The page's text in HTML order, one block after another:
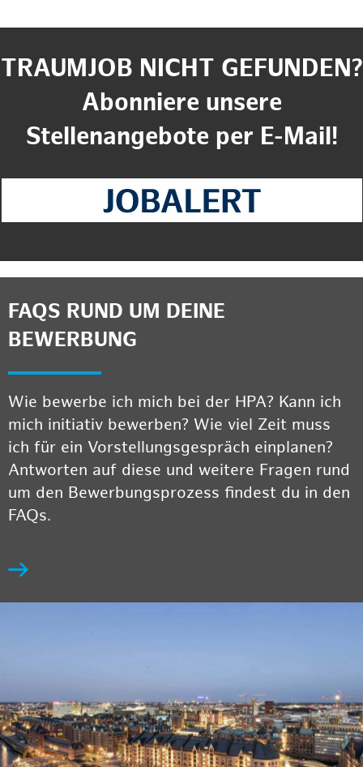
TRAUMJOB NICHT GEFUNDEN?
Abonniere unsere
Stellenangebote per E-Mail!
FAQS RUND UM DEINE
BEWERBUNG
Wie bewerbe ich mich bei der HPA? Kann ich
mich initiativ bewerben? Wie viel Zeit muss
ich für ein Vorstellungsgespräch einplanen?
Antworten auf diese und weitere Fragen rund
um den Bewerbungsprozess findest du in den
FAQs.